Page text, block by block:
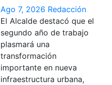
Ago 7, 2026 Redacción
El Alcalde destacó que el
segundo año de trabajo
plasmará una
transformación
importante en nueva
infraestructura urbana,